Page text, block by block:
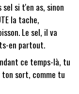
si t'en as, sinon
la tache,
Le sel, il va
en partout.
ce temps-là, tu
sort, comme tu